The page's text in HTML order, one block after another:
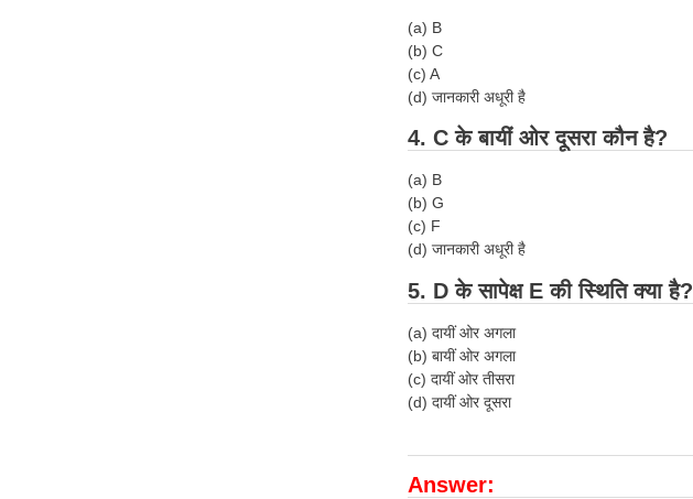
(a) B
(b) C
(c) A
(d) जानकारी अधूरी है
4. C के बायीं ओर दूसरा कौन है?
(a) B
(b) G
(c) F
(d) जानकारी अधूरी है
5. D के सापेक्ष E की स्थिति क्या है?
(a) दायीं ओर अगला
(b) बायीं ओर अगला
(c) दायीं ओर तीसरा
(d) दायीं ओर दूसरा
Answer: